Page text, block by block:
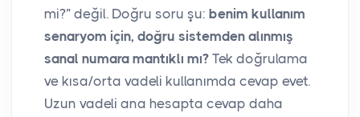
mi?” değil. Doğru soru şu: benim kullanım
senaryom için, doğru sistemden alınmış
sanal numara mantıklı mı? Tek doğrulama
ve kısa/orta vadeli kullanımda cevap evet.
Uzun vadeli ana hesapta cevap daha